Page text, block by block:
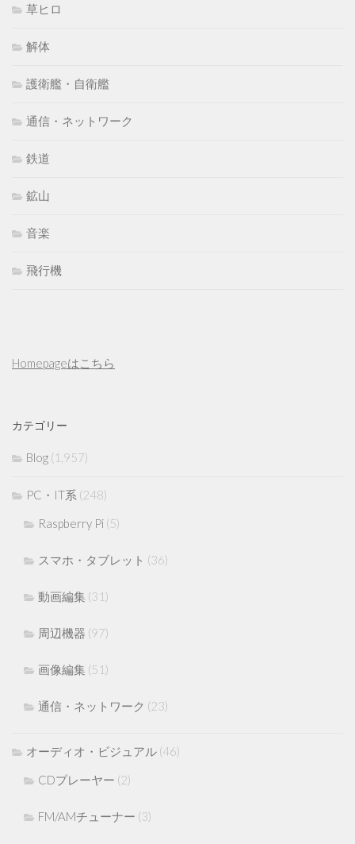
草ヒロ
解体
護衛艦・自衛艦
通信・ネットワーク
鉄道
鉱山
音楽
飛行機
Homepageはこちら
カテゴリー
Blog (1,957)
PC・IT系 (248)
Raspberry Pi (5)
スマホ・タブレット (36)
動画編集 (31)
周辺機器 (97)
画像編集 (51)
通信・ネットワーク (23)
オーディオ・ビジュアル (46)
CDプレーヤー (2)
FM/AMチューナー (3)